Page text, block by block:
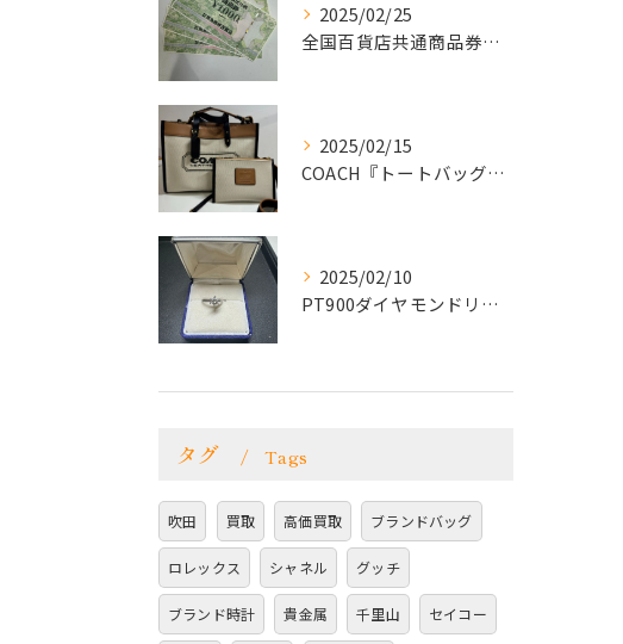
2025/02/25
全国百貨店共通商品券をお買取致しました！
2025/02/15
COACH『トートバッグ』をお買取致しました！
2025/02/10
PT900ダイヤモンドリングをお買取致しました！
タグ Tags
吹田 買取 高価買取 ブランドバッグ
ロレックス シャネル グッチ
ブランド時計 貴金属 千里山 セイコー